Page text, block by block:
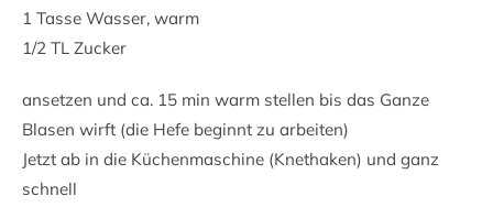
1 Tasse Wasser, warm
1/2 TL Zucker
ansetzen und ca. 15 min warm stellen bis das Ganze
Blasen wirft (die Hefe beginnt zu arbeiten)
Jetzt ab in die Küchenmaschine (Knethaken) und ganz
schnell